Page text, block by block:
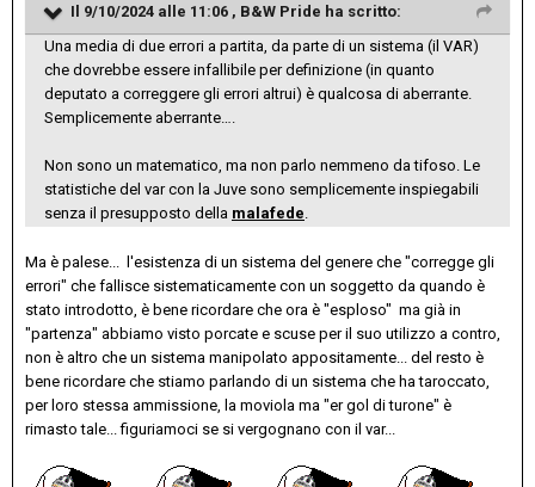
Il 9/10/2024 alle 11:06 , B&W Pride ha scritto:
Una media di due errori a partita, da parte di un sistema (il VAR)
che dovrebbe essere infallibile per definizione (in quanto
deputato a correggere gli errori altrui) è qualcosa di aberrante.
Semplicemente aberrante….
Non sono un matematico, ma non parlo nemmeno da tifoso. Le
statistiche del var con la Juve sono semplicemente inspiegabili
senza il presupposto della malafede
Ma è palese... l'esistenza di un sistema del genere che "corregge gli
errori" che fallisce sistematicamente con un soggetto da quando è
stato introdotto, è bene ricordare che ora è "esploso" ma già in
"partenza" abbiamo visto porcate e scuse per il suo utilizzo a contro,
non è altro che un sistema manipolato appositamente... del resto è
bene ricordare che stiamo parlando di un sistema che ha taroccato,
per loro stessa ammissione, la moviola ma "er gol di turone" è
rimasto tale... figuriamoci se si vergognano con il var...